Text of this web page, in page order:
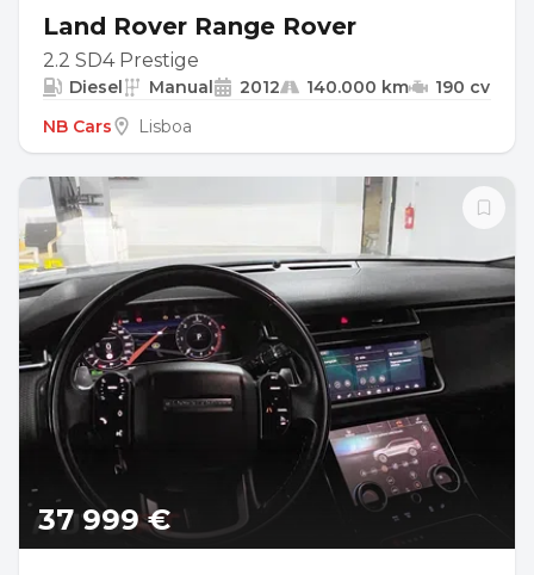
Land Rover Range Rover
2.2 SD4 Prestige
Diesel Manual 2012 140.000 km
190 cv
NB Cars
Lisboa
37 999 €